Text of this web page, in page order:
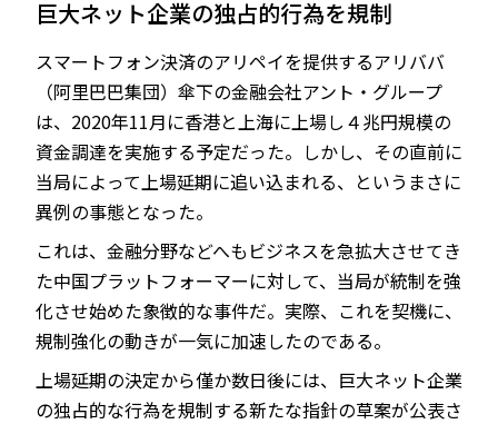
JP EN
巨大ネット企業の独占的行為を規制
スマートフォン決済のアリペイを提供するアリババ
（阿里巴巴集団）傘下の金融会社アント・グループ
は、2020年11月に香港と上海に上場し４兆円規模の
資金調達を実施する予定だった。しかし、その直前に
当局によって上場延期に追い込まれる、というまさに
異例の事態となった。
これは、金融分野などへもビジネスを急拡大させてき
た中国プラットフォーマーに対して、当局が統制を強
化させ始めた象徴的な事件だ。実際、これを契機に、
規制強化の動きが一気に加速したのである。
上場延期の決定から僅か数日後には、巨大ネット企業
の独占的な行為を規制する新たな指針の草案が公表さ